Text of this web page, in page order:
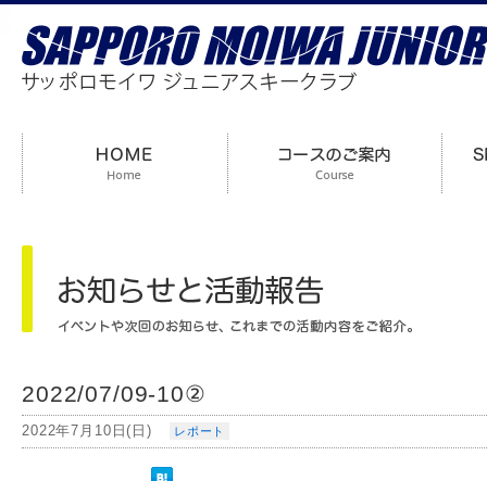
2022/07/09-10②
2022年7月10日(日) レポート